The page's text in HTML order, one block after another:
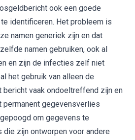
ook een goede
identificeren. Het probleem is
namen generiek zijn en dat
namen gebruiken, ook al
en zijn de infecties zelf niet
het gebruik van alleen de
bericht vaak ondoeltreffend zijn en
gegevensverlies
om gegevens te
zijn ontworpen voor andere